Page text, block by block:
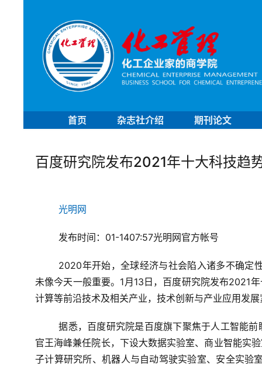
首页 杂志社介绍 期刊论文
百度研究院发布2021年十大科技趋
光明网
发布时间：01-1407:57光明网官方帐号
2020年开始，全球经济与社会陷入诸多不确定
未像今天一般重要。1月13日，百度研究院发布2021
计算等前沿技术及相关产业，技术创新与产业应用发
据悉，百度研究院是百度旗下聚焦于人工智能
官王海峰兼任院长，下设大数据实验室、商业智能实
子计算研究所、机器人与自动驾驶实验室、安全实验